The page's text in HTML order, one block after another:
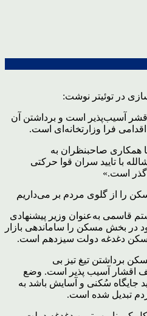
در توئیتر نوشت:
قشر آسیب‌پذیر است و برداشتن آن
فرا وزارتخانه‌ای است.
همکاری صاحبنظران به
با تایید سران قوا حرکتی
است.»
را از گلوی مردم بر می‌داریم
قاسمی به‌عنوان وزیر پیشنهادی
در بخش مسکن را ساماندهی بازار
مسکن دغدغه دولت سیزدهم است.
برداشتن تیغ تیز بی
اقشار آسیب پذیر است. وضع
جایگاه سُکنی و آسایش باشد به
تبدیل شده است.